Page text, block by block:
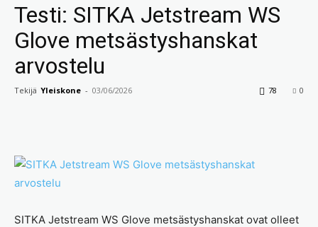
Testi: SITKA Jetstream WS
Glove metsästyshanskat
arvostelu
Tekijä Yleiskone - 03/06/2026 0
78
SITKA Jetstream WS Glove metsästyshanskat ovat olleet